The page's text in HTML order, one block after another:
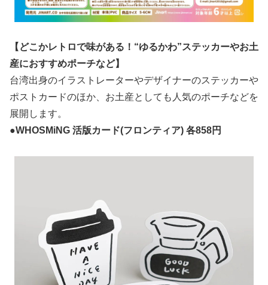
【どこかレトロで味がある！“ゆるかわ”ステッカーやお土
産におすすめポーチなど】
台湾出身のイラストレーターやデザイナーのステッカーや
ポストカードのほか、お土産としても人気のポーチなどを
展開します。
●WHOSMiNG 活版カード(フロンティア) 各858円